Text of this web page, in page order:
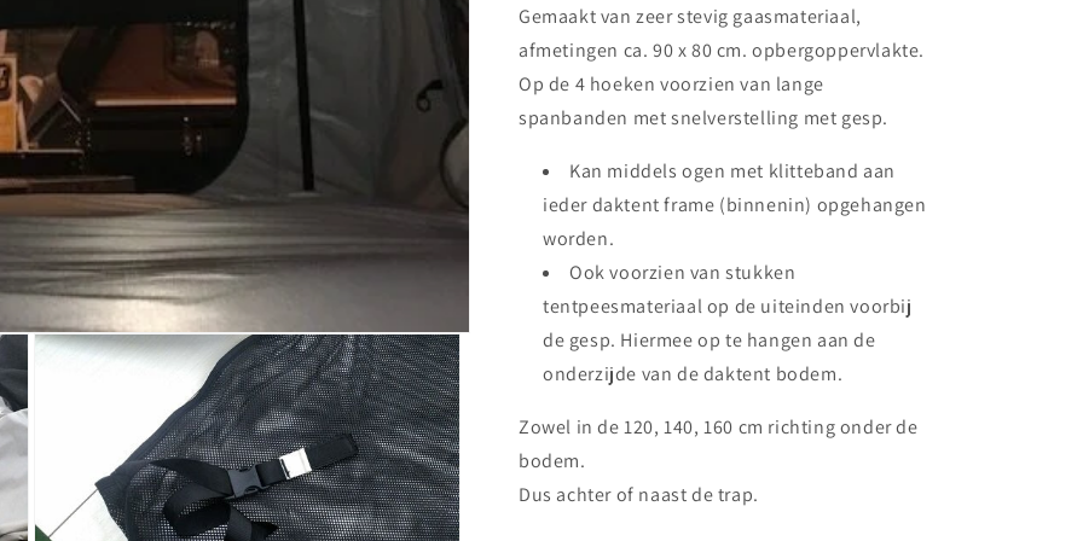
Gemaakt van zeer stevig gaasmateriaal,
afmetingen ca. 90 x 80 cm. opbergoppervlakte.
Op de 4 hoeken voorzien van lange
spanbanden met snelverstelling met gesp.
Kan middels ogen met klitteband aan
ieder daktent frame (binnenin) opgehangen
worden.
Ook voorzien van stukken
tentpeesmateriaal op de uiteinden voorbij
de gesp. Hiermee op te hangen aan de
onderzijde van de daktent bodem.
Zowel in de 120, 140, 160 cm richting onder de
bodem.
Dus achter of naast de trap.